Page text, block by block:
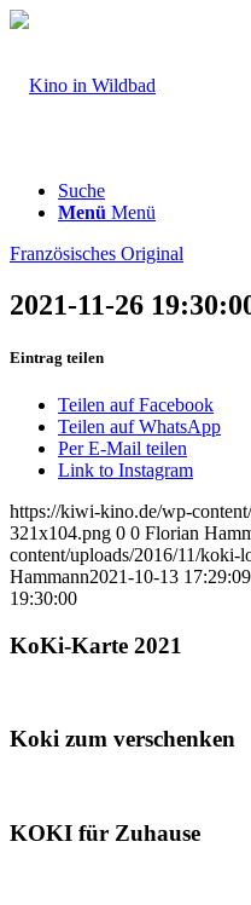
Suche
Menü Menü
Französisches Original
2021-11-26
Eintrag teilen
Teilen auf Facebook
Teilen auf WhatsApp
Per E-Mail teilen
Link to Instagram
https://kiwi-kino.de/wp-
321x104.png 0 0 Florian
content/uploads/2016/11/koki-
Hammann2021-10-13 17:29:09
19:30:00
KoKi-Karte 2021
Koki zum verschenken
KOKI für Zuhause